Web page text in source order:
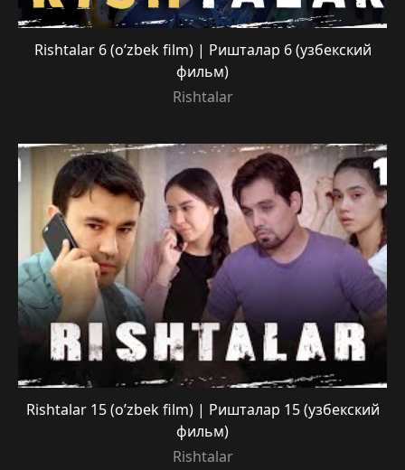
Rishtalar 6 (o’zbek film) | Ришталар 6 (узбекский
фильм)
Rishtalar
Rishtalar 15 (o’zbek film) | Ришталар 15 (узбекский
фильм)
Rishtalar